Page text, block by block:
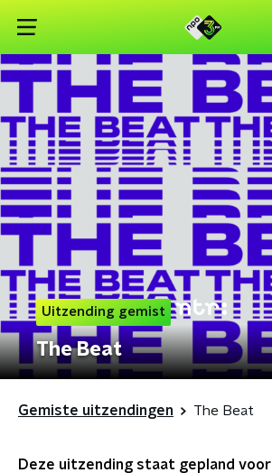
Uitzending gemist
The Beat
Gemiste uitzendingen The Beat
Deze uitzending staat gepland voor